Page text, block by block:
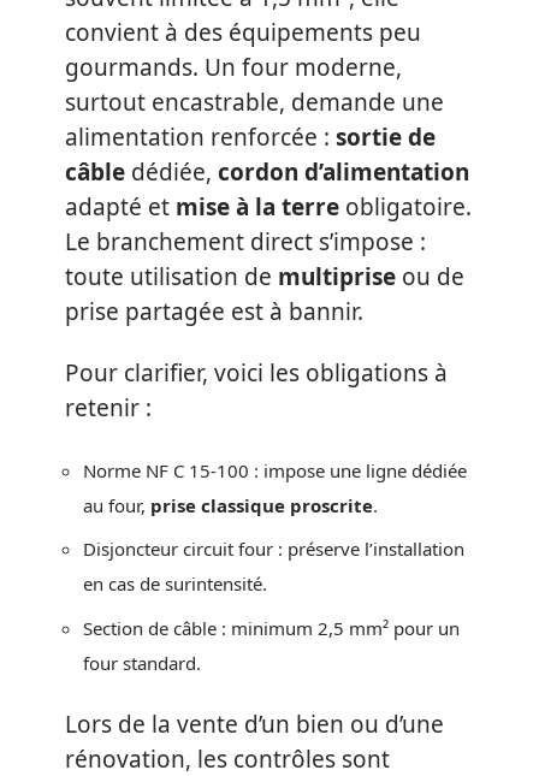
convient à des équipements peu
gourmands. Un four moderne,
surtout encastrable, demande une
alimentation renforcée : sortie de
câble dédiée, cordon d’alimentation
adapté et mise à la terre obligatoire.
Le branchement direct s’impose :
toute utilisation de multiprise ou de
prise partagée est à bannir.
Pour clarifier, voici les obligations à
retenir :
Norme NF C 15-100 : impose une ligne dédiée
au four, prise classique proscrite.
Disjoncteur circuit four : préserve l’installation
en cas de surintensité.
Section de câble : minimum 2,5 mm² pour un
four standard.
Lors de la vente d’un bien ou d’une
rénovation, les contrôles sont